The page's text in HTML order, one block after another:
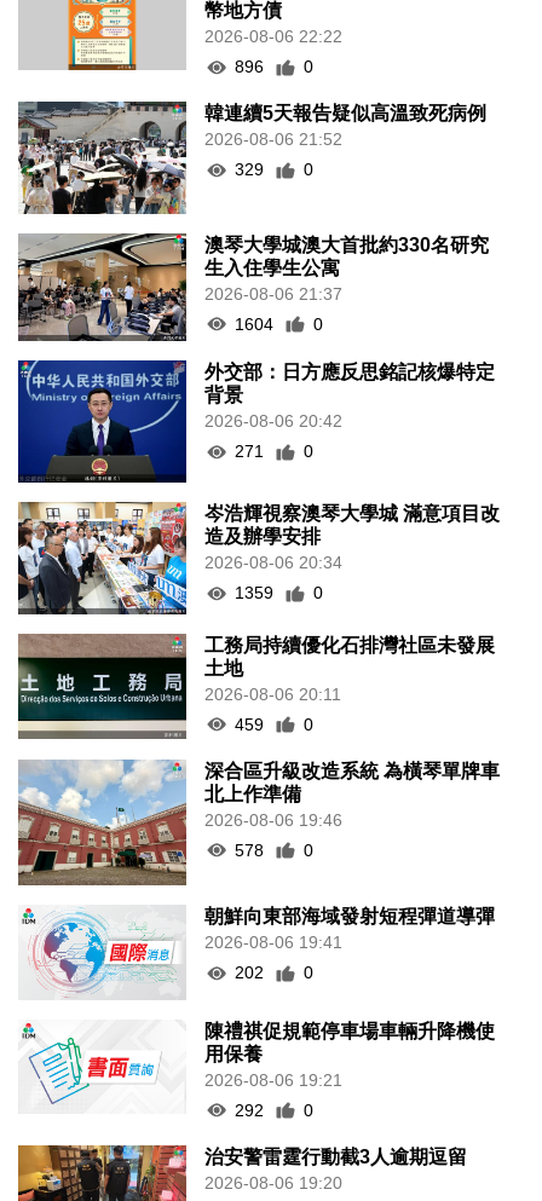
幣地方債
2026-08-06 22:22
896
0
韓連續5天報告疑似高溫致死病例
2026-08-06 21:52
329
0
澳琴大學城澳大首批約330名研究
生入住學生公寓
2026-08-06 21:37
1604
0
外交部：日方應反思銘記核爆特定
背景
2026-08-06 20:42
271
0
岑浩輝視察澳琴大學城 滿意項目改
造及辦學安排
2026-08-06 20:34
1359
0
工務局持續優化石排灣社區未發展
土地
2026-08-06 20:11
459
0
深合區升級改造系統 為橫琴單牌車
北上作準備
2026-08-06 19:46
578
0
朝鮮向東部海域發射短程彈道導彈
2026-08-06 19:41
202
0
陳禮祺促規範停車場車輛升降機使
用保養
2026-08-06 19:21
292
0
治安警雷霆行動截3人逾期逗留
2026-08-06 19:20